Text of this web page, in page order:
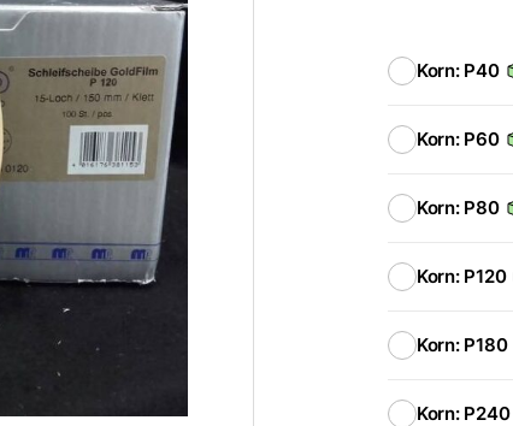
Korn: P40
Korn: P60
Korn: P80
Korn: P120
Korn: P180
Korn: P240